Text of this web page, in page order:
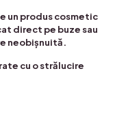
un produs cosmetic
direct pe buze sau
neobișnuită.
cu o strălucire